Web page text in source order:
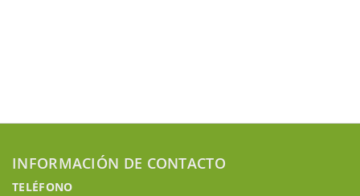
INFORMACIÓN DE CONTACTO
TELÉFONO